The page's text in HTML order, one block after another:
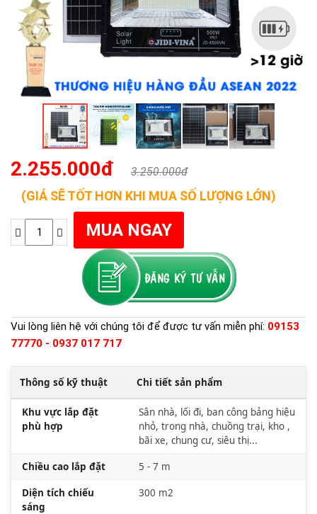
2.255.000đ 3.250.000đ
(GIÁ SẼ TỐT HƠN KHI MUA SỐ LƯỢNG LỚN)
Vui lòng liên hệ với chúng tôi để được tư vấn miễn phí: 09153
77770 - 0937 017 717
Thông số kỹ thuật Chi tiết sản phẩm
Khu vực lắp đặt
phù hợp
Sân nhà, lối đi, ban công bảng hiệu
nhỏ, trong nhà, chuồng trại, kho ,
bãi xe, chung cư, siêu thị...
Chiều cao lắp đặt 5 - 7 m
Diện tích chiếu
sáng
300 m2